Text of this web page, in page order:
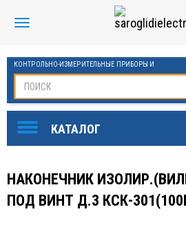
КОНТРОЛЬНО-ИЗМЕРИТЕЛЬНЫЕ ПРИБОРЫ И
НАКОНЕЧНИК
ПОД ВИНТ Д.3 КСК-